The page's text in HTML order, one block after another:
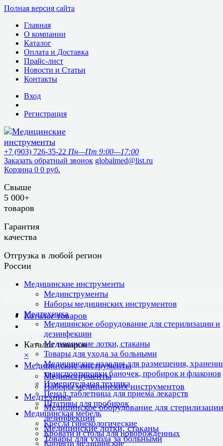
Полная версия сайта
Главная
О компании
Каталог
Оплата и Доставка
Прайс-лист
Новости и Статьи
Контакты
Вход
Регистрация
+7 (903) 726-35-22 Пн—Пт 9:00—17:00
Заказать обратный звонок globalmed@list.ru
Корзина 0 0 руб.
Свыше
5 000+
товаров
Гарантия
качества
Отгрузка в любой регион
России
Медицинские инструменты
Мединструменты
Наборы медицинских инструментов
Медтехника
Медицинское оборудование для стерилизации и
дезинфекции
Медицинские лотки, стаканы
Товары для ухода за больными
Медицинские изделия для размещения,
транспортировки баночек, пробирок и флаконов
Измерительная техника
Пенал, таблетница для приема лекарств
Штативы для пробирок
Медицинская мебель
Кресла гинекологические
Кровати и столы для новорожденных
Кровати медицинские
Каталог товаров
Каталог товаров
×
Медицинские инструменты
Мединструменты
Наборы медицинских инструментов
Медтехника
Медицинское оборудование для
дезинфекции
Медицинские лотки, стаканы
Товары для ухода за больными